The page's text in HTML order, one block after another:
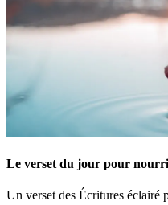
Le verset du jour pour
Un verset des Écritures éclairé